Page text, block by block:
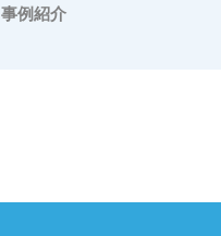
事例紹介